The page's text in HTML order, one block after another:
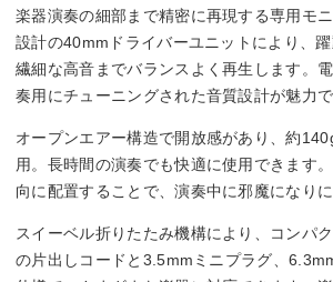
ダイナミック型
20Hz～20kHz
コード長
楽器演奏の細部まで精密に再現する専用モ
設計の40mmドライバーユニットにより、
繊細な高音までバランスよく再生します。
奏用にチューニングされた音質設計が魅力で
オープンエアー構造で開放感があり、約
用。長時間の演奏でも快適に使用できます
向に配置することで、演奏中に邪魔になりに
スイーベル折りたたみ機構により、コンパ
の片出しコードと3.5mmミニプラグ、